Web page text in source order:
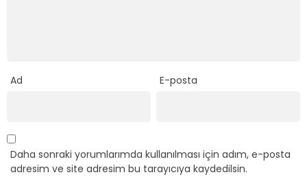
Ad E-posta
Daha sonraki yorumlarımda kullanılması için adım, e-posta
adresim ve site adresim bu tarayıcıya kaydedilsin.